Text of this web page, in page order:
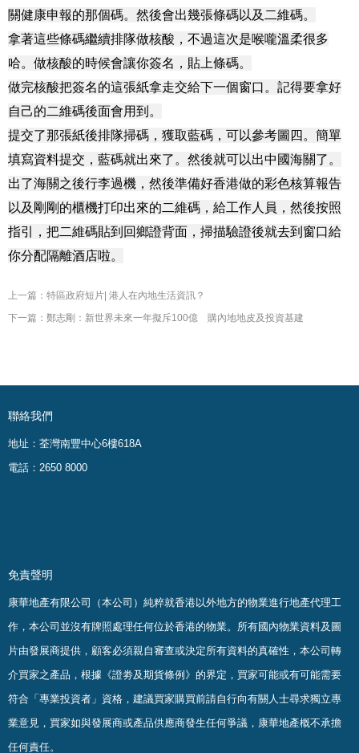
關健康申報的那個碼。然後會出幾張條碼以及二維碼。
拿著這些條碼繼續排隊做核酸，不過這次是喉嚨溫柔很多
哈。做核酸的時候會讓你簽名，貼上條碼。
做完核酸把簽名的這張紙拿走交給下一個窗口。記得要拿好
自己的二維碼後面會用到。
提交了那張紙後排隊掃碼，獲取藍碼，可以參考圖四。簡單
填寫資料提交，藍碼就出來了。然後就可以出中國海關了。
出了海關之後行李過機，然後準備好香港做的彩色核算報告
以及剛剛的櫃機打印出來的二維碼，給工作人員，然後按照
指引，把二維碼貼到回鄉證背面，掃描驗證後就去到窗口給
你分配隔離酒店啦。
上一篇：特區政府短片| 港人在內地生活資訊？
下一篇：鄭志剛：新世界未來一年擬斥100億 購內地地皮及投資基建
聯絡我們
地址：荃灣南豐中心6樓618A
電話：2650 8000
免責聲明
康華地產有限公司（本公司）純粹就香港以外地方的物業進行地產代理工
作，本公司並沒有牌照處理任何位於香港的物業。 所有國內物業資料及圖
片由發展商提供，顧客必須親自審查或決定所有資料的真確性 ， 本公司轉
介買家之產品，根據《證劵及期貨條例》的界定，買家可能或有可能需要
符合「專業投資者」資格，建議買家購買前請自行向有關人士尋求獨立專
業意見，買家如與發展商或產品供應商發生任何爭議，康華地產概不承擔
任何責任。